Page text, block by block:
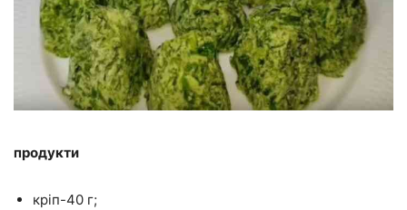
продукти
кріп-40 г;